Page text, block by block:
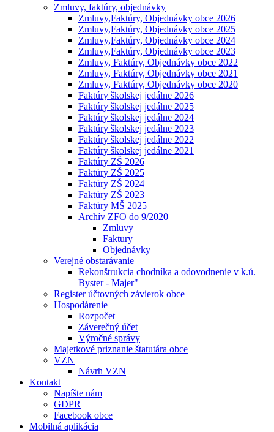
Zmluvy, faktúry, objednávky
Zmluvy,Faktúry, Objednávky obce 2026
Zmluvy,Faktúry, Objednávky obce 2025
Zmluvy,Faktúry, Objednávky obce 2024
Zmluvy,Faktúry, Objednávky obce 2023
Zmluvy, Faktúry, Objednávky obce 2022
Zmluvy, Faktúry, Objednávky obce 2021
Zmluvy, Faktúry, Objednávky obce 2020
Faktúry školskej jedálne 2026
Faktúry školskej jedálne 2025
Faktúry školskej jedálne 2024
Faktúry školskej jedálne 2023
Faktúry školskej jedálne 2022
Faktúry školskej jedálne 2021
Faktúry ZŠ 2026
Faktúry ZŠ 2025
Faktúry ZŠ 2024
Faktúry ZŠ 2023
Faktúry MŠ 2025
Archív ZFO do 9/2020
Zmluvy
Faktury
Objednávky
Verejné obstarávanie
Rekonštrukcia chodníka a odovodnenie v k.ú.
Byster - Majer"
Register účtovných závierok obce
Hospodárenie
Rozpočet
Záverečný účet
Výročné správy
Majetkové priznanie štatutára obce
VZN
Návrh VZN
Kontakt
Napíšte nám
GDPR
Facebook obce
Mobilná aplikácia